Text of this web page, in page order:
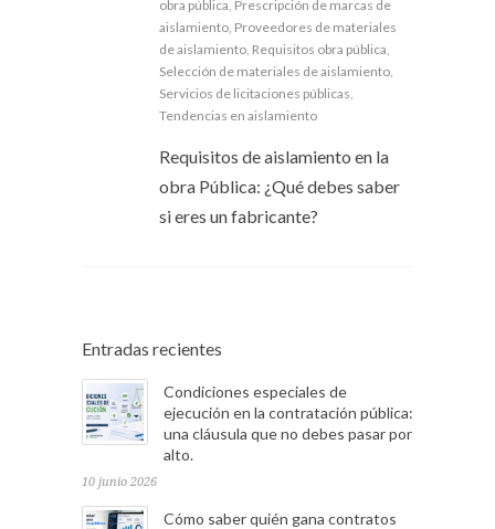
obra pública, Prescripción de marcas de
aislamiento, Proveedores de materiales
de aislamiento, Requisitos obra pública,
Selección de materiales de aislamiento,
Servicios de licitaciones públicas,
Tendencias en aislamiento
Requisitos de aislamiento en la
obra Pública: ¿Qué debes saber
si eres un fabricante?
Entradas recientes
Condiciones especiales de
ejecución en la contratación pública:
una cláusula que no debes pasar por
alto.
10 junio 2026
Cómo saber quién gana contratos